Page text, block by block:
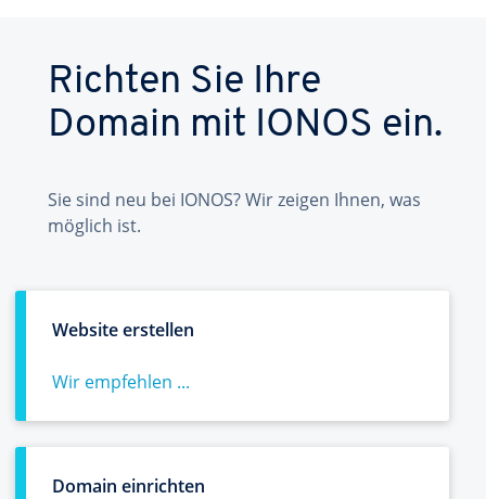
Richten Sie Ihre
Domain mit IONOS ein.
Sie sind neu bei IONOS? Wir zeigen Ihnen, was
möglich ist.
Website erstellen
Wir empfehlen ...
Domain einrichten